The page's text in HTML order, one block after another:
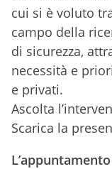
cui si è voluto
campo della
di sicurezza,
necessità e
e privati.
Ascolta
Scarica la